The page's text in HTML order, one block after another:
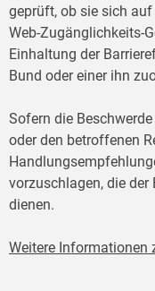
geprüft, ob sie sich
Web-Zugänglichkeits-
Einhaltung der
Bund oder einer ihn
Sofern die
oder den betroffenen
vorzuschlagen, die der
dienen.
Weitere Informationen